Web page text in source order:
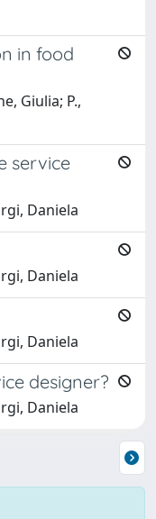
in food
Giulia; P.,
service
Daniela
Daniela
Daniela
designer?
Daniela